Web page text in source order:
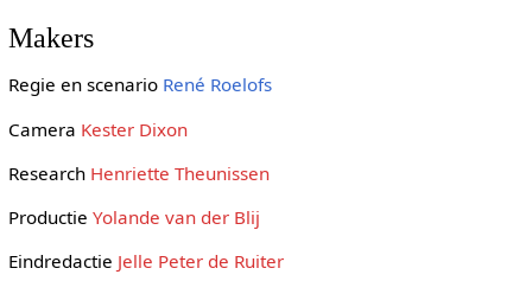
Makers
Regie en scenario René Roelofs
Camera Kester Dixon
Research Henriette Theunissen
Productie Yolande van der Blij
Eindredactie Jelle Peter de Ruiter